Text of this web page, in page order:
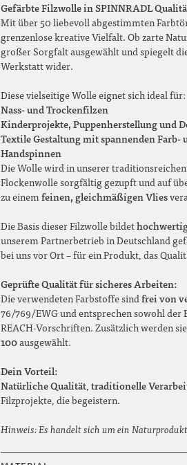
Gefärbte Filzwolle in SPINNRADL
Mit über 50 liebevoll abgestimmten
grenzenlose kreative Vielfalt. Ob zarte
großer Sorgfalt ausgewählt und spiegelt
Werkstatt wider.
Diese vielseitige Wolle eignet sich ideal für:
Nass- und Trockenfilzen
Kinderprojekte, Puppenherstellung und
Textile Gestaltung mit spannenden
Handspinnen
Die Wolle wird in unserer
Flockenwolle sorgfältig gezupft und auf
zu einemfeinen, gleichmäßigen Vlies
Die Basis dieser Filzwolle bildet
unserem Partnerbetrieb in Deutschland
bei uns vor Ort – für ein Produkt, das
Geprüfte Qualität für sicheres Arbeiten:
Die verwendeten Farbstoffe sindfrei von
76/769/EWG und entsprechen sowohl der
REACH-Vorschriften. Zusätzlich werden
100ausgewählt.
Dein Vorteil:
Natürliche Qualität,traditionelle
Filzprojekte, die begeistern.
Hinweis: Es handelt sich um ein